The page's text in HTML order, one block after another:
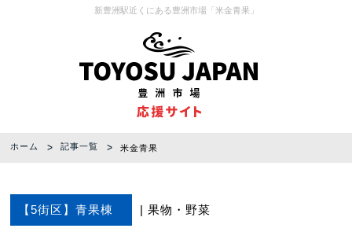
新豊洲駅近くにある豊洲市場「米金青果」
ホーム 記事一覧 米金青果
【5街区】青果棟 果物 野菜